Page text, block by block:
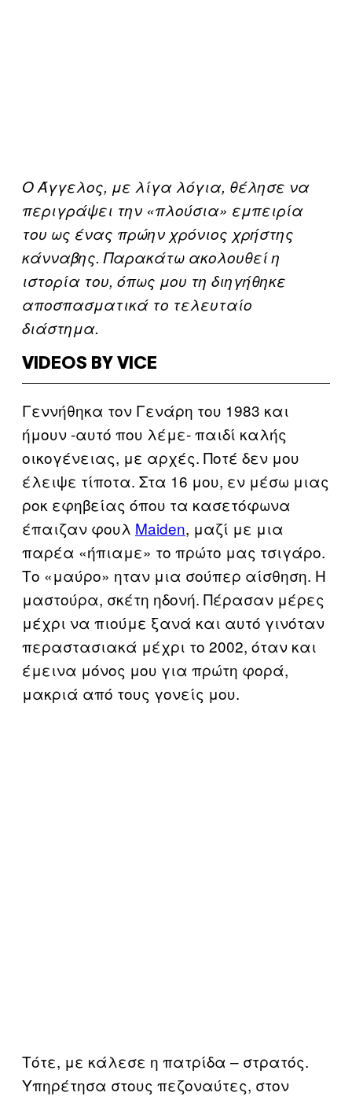
Ο Άγγελος, με λίγα λόγια, θέλησε να
περιγράψει την «πλούσια» εμπειρία
του ως ένας πρώην χρόνιος χρήστης
κάνναβης. Παρακάτω ακολουθεί η
ιστορία του, όπως μου τη διηγήθηκε
αποσπασματικά το τελευταίο
διάστημα.
VIDEOS BY VICE
Γεννήθηκα τον Γενάρη του 1983 και
ήμουν -αυτό που λέμε- παιδί καλής
οικογένειας, με αρχές. Ποτέ δεν μου
έλειψε τίποτα. Στα 16 μου, εν μέσω μιας
ροκ εφηβείας όπου τα κασετόφωνα
έπαιζαν φουλ Maiden, μαζί με μια
παρέα «ήπιαμε» το πρώτο μας τσιγάρο.
Το «μαύρο» ηταν μια σούπερ αίσθηση. Η
μαστούρα, σκέτη ηδονή. Πέρασαν μέρες
μέχρι να πιούμε ξανά και αυτό γινόταν
περαστασιακά μέχρι το 2002, όταν και
έμεινα μόνος μου για πρώτη φορά,
μακριά από τους γονείς μου.
Τότε, με κάλεσε η πατρίδα – στρατός.
Υπηρέτησα στους πεζοναύτες, στον